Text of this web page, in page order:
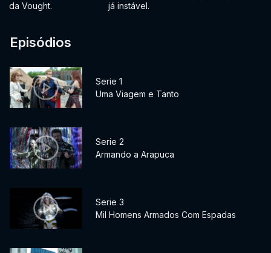
da Vought.
já instável.
Episódios
Serie 1
Uma Viagem e Tanto
Serie 2
Armando a Arapuca
Serie 3
Mil Homens Armados Com Espadas